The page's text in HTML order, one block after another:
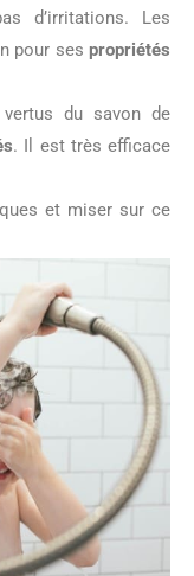
d’irritations. Les
pour ses propriétés
du savon de
. Il est très efficace
et miser sur ce